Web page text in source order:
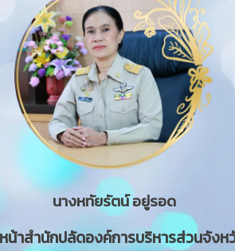
นางหทัยรัตน์ อยู่รอด
น้าสำนักปลัดองค์การบริหารส่วนจังห